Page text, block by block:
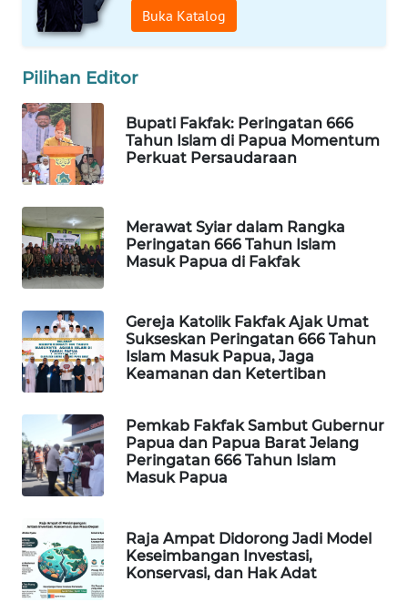
Buka Katalog
Pilihan Editor
Bupati Fakfak: Peringatan 666
Tahun Islam di Papua Momentum
Perkuat Persaudaraan
Merawat Syiar dalam Rangka
Peringatan 666 Tahun Islam
Masuk Papua di Fakfak
Gereja Katolik Fakfak Ajak Umat
Sukseskan Peringatan 666 Tahun
Islam Masuk Papua, Jaga
Keamanan dan Ketertiban
Pemkab Fakfak Sambut Gubernur
Papua dan Papua Barat Jelang
Peringatan 666 Tahun Islam
Masuk Papua
Raja Ampat Didorong Jadi Model
Keseimbangan Investasi,
Konservasi, dan Hak Adat
KONSUMEN
MASYARAKAT
KELISTRIKAN
WALINKI
MAWAKA
ID
MARTABAT
NET
PLN
WATCH
MKLI
LPKKI
LKKI
KOPEKLIN